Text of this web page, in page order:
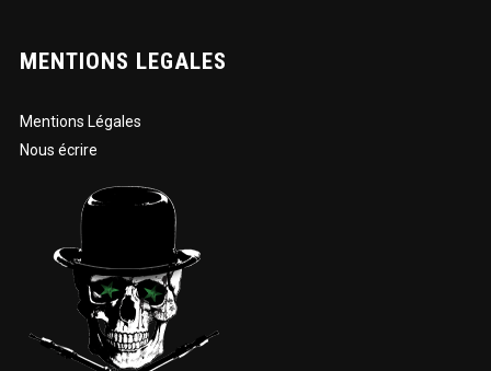
MENTIONS LEGALES
Mentions Légales
Nous écrire